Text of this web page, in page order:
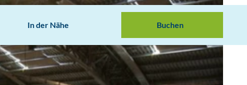
In der Nähe Buchen